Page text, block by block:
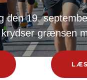
den 19.
grænsen